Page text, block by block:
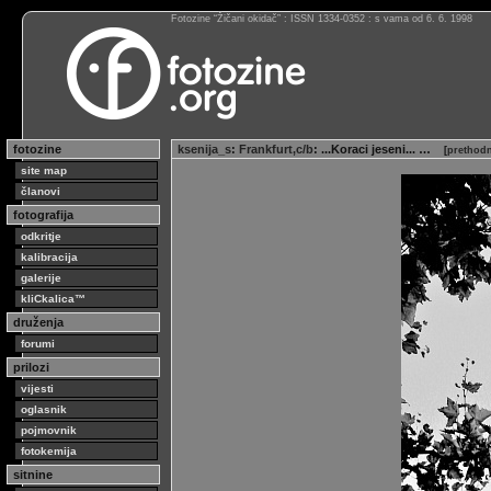
Fotozine “Žičani okidač” : ISSN 1334-0352 : s vama od 6. 6. 1998
fotozine
site map
članovi
fotografija
odkritje
kalibracija
galerije
kliCkalica™
druženja
forumi
prilozi
vijesti
oglasnik
pojmovnik
fotokemija
sitnine
ksenija_s: Frankfurt,c/b: ...Koraci jeseni... … [